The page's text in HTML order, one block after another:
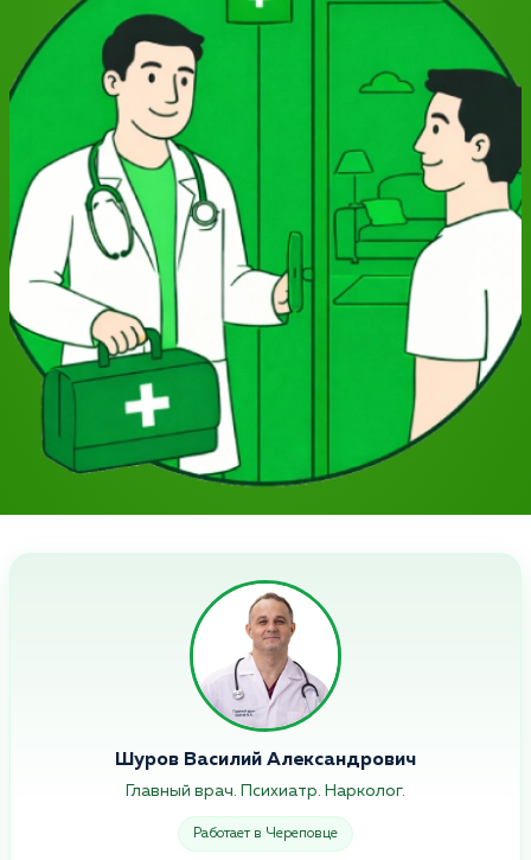
Шуров Василий Александрович
Главный врач. Психиатр. Нарколог.
Работает в Череповце